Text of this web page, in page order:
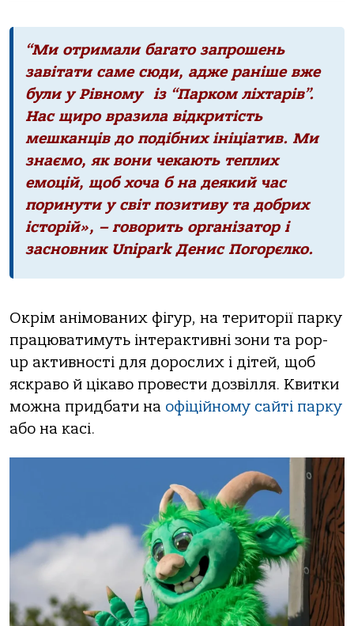
“Ми отримали багато запрошень
завітати саме сюди, адже раніше вже
були у Рівному із “Парком ліхтарів”.
Нас щиро вразила відкритість
мешканців до подібних ініціатив. Ми
знаємо, як вони чекають теплих
емоцій, щоб хоча б на деякий час
поринути у світ позитиву та добрих
історій», – говорить організатор і
засновник Unipark Денис Погорєлко.
Окрім анімованих фігур, на території парку
працюватимуть інтерактивні зони та pop-
up активності для дорослих і дітей, щоб
яскраво й цікаво провести дозвілля. Квитки
можна придбати на офіційному сайті парку
або на касі.